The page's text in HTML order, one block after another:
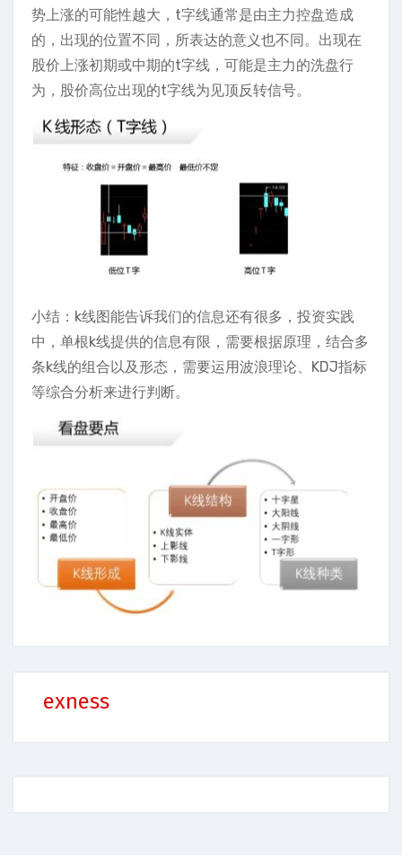
势上涨的可能性越大，t字线通常是由主力控盘造成
的，出现的位置不同，所表达的意义也不同。出现在
股价上涨初期或中期的t字线，可能是主力的洗盘行
为，股价高位出现的t字线为见顶反转信号。
小结：k线图能告诉我们的信息还有很多，投资实践
中，单根k线提供的信息有限，需要根据原理，结合多
条k线的组合以及形态，需要运用波浪理论、KDJ指标
等综合分析来进行判断。
exness